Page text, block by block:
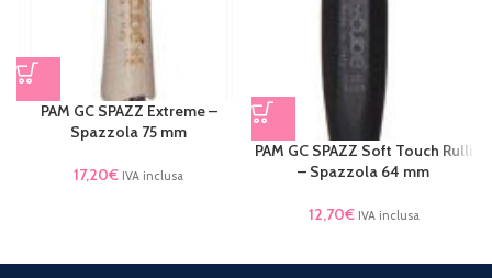
PAM GC SPAZZ Extreme –
Spazzola 75 mm
17,20€ IVA inclusa
PAM GC SPAZZ Soft Touch Rulli
– Spazzola 64 mm
12,70€ IVA inclusa